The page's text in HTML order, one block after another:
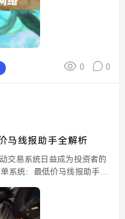
0 0
马线报助手全解析
交易系统日益成为投资者的
系统：最低价马线报助手》
助大家更好地理解和应用...